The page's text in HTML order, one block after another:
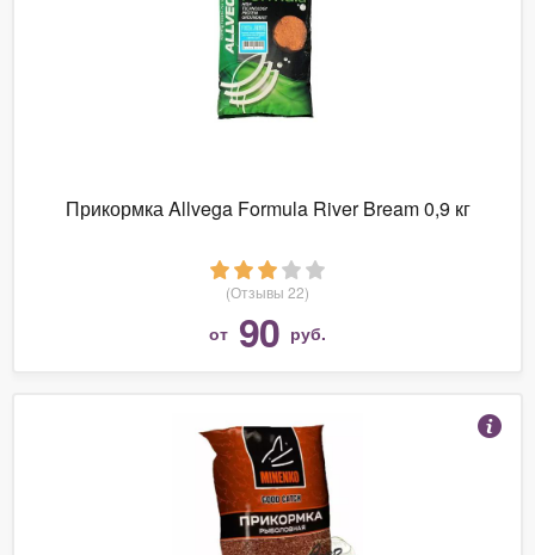
Прикормка Allvega Formula River Bream 0,9 кг
(Отзывы 22)
от 90 руб.